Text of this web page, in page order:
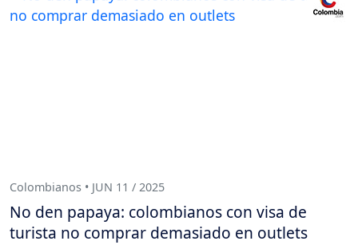
Colombianos • JUN 11 / 2025
No den papaya: colombianos con visa de
turista no comprar demasiado en outlets